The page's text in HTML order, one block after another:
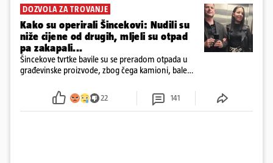
DOZVOLA ZA TROVANJE
Kako su operirali Šincekovi: Nudili su
niže cijene od drugih, mljeli su otpad
pa zakapali...
Šincekove tvrtke bavile su se preradom otpada u
građevinske proizvode, zbog čega kamioni, bale
22 141